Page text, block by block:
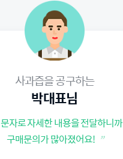
사과즙을 공구하는
박대표님
문자로 자세한 내용을 전달하니까
구매문의가 많아졌어요! ”